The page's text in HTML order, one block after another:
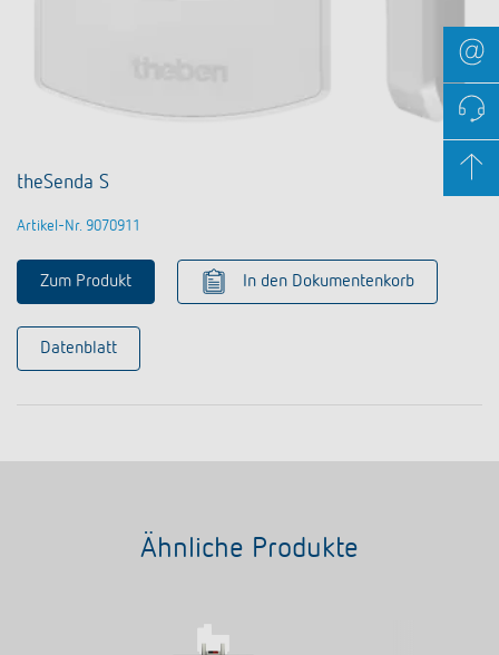
theSenda S
Artikel-Nr. 9070911
Zum Produkt In den Dokumentenkorb
Datenblatt
Ähnliche Produkte